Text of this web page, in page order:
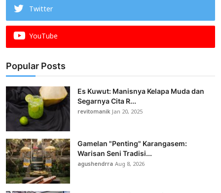
Twitter
YouTube
Popular Posts
Es Kuwut: Manisnya Kelapa Muda dan
Segarnya Cita R...
revitomanikJan 20, 2025
Gamelan "Penting" Karangasem:
Warisan Seni Tradisi...
agushendrraAug 8, 2026